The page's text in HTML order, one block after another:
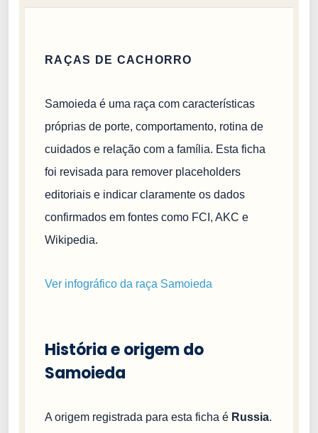
RAÇAS DE CACHORRO
Samoieda é uma raça com características
próprias de porte, comportamento, rotina de
cuidados e relação com a família. Esta ficha
foi revisada para remover placeholders
editoriais e indicar claramente os dados
confirmados em fontes como FCI, AKC e
Wikipedia.
Ver infográfico da raça Samoieda
História e origem do
Samoieda
A origem registrada para esta ficha é Russia.